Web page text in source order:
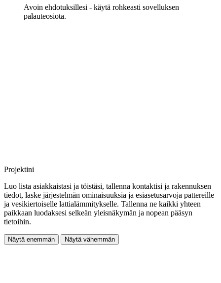
Avoin ehdotuksillesi - käytä rohkeasti sovelluksen
palauteosiota.
Projektini
Luo lista asiakkaistasi ja töistäsi, tallenna kontaktisi ja rakennuksen
tiedot, laske järjestelmän ominaisuuksia ja esiasetusarvoja pattereille
ja vesikiertoiselle lattialämmitykselle. Tallenna ne kaikki yhteen
paikkaan luodaksesi selkeän yleisnäkymän ja nopean pääsyn
tietoihin.
Näytä enemmän Näytä vähemmän